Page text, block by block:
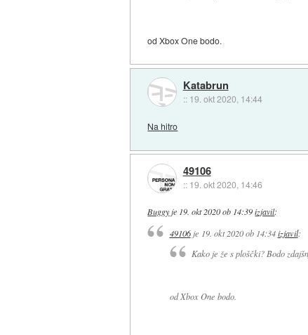
od Xbox One bodo.
Katabrun
:: 19. okt 2020, 14:44
Na hitro
49106
:: 19. okt 2020, 14:46
Buggyje 19. okt 2020 ob 14:39 izjavil:
49106je 19. okt 2020 ob 14:34 izjavil:
Kako je že s ploščki? Bodo
od Xbox One bodo.